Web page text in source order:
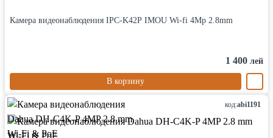
Камера видеонаблюдения IPC-K42P IMOU Wi-fi 4Mp 2.8mm
1 400 лей
В корзину
код:abi1191